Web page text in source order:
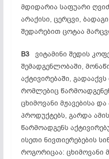
მდიდარია საფუარი
არაქისი, ცერცვი,
შედარებით ცოტაა
B3ვიტამინი შედის
შემადგენლობაში,
აქტივირებაში,
რომლებიც
ცხიმოვანი მჟავებისა
პროდუქტებს, გარდა
წარმოადგენს
ისეთი ნივთიერებების
როგორიცაა: ცხიმოვანი